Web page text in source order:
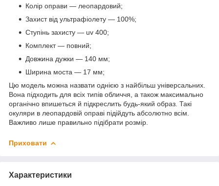
Колір оправи — леопардовий;
Захист від ультрафіолету — 100%;
Ступінь захисту — uv 400;
Комплект — повний;
Довжина дужки — 140 мм;
Ширина моста — 17 мм;
Цю модель можна назвати однією з найбільш універсальних.
Вона підходить для всіх типів обличчя, а також максимально
органічно впишеться й підкреслить будь-який образ. Такі
окуляри в леопардовій оправі підійдуть абсолютно всім.
Важливо лише правильно підібрати розмір.
Приховати
Характеристики